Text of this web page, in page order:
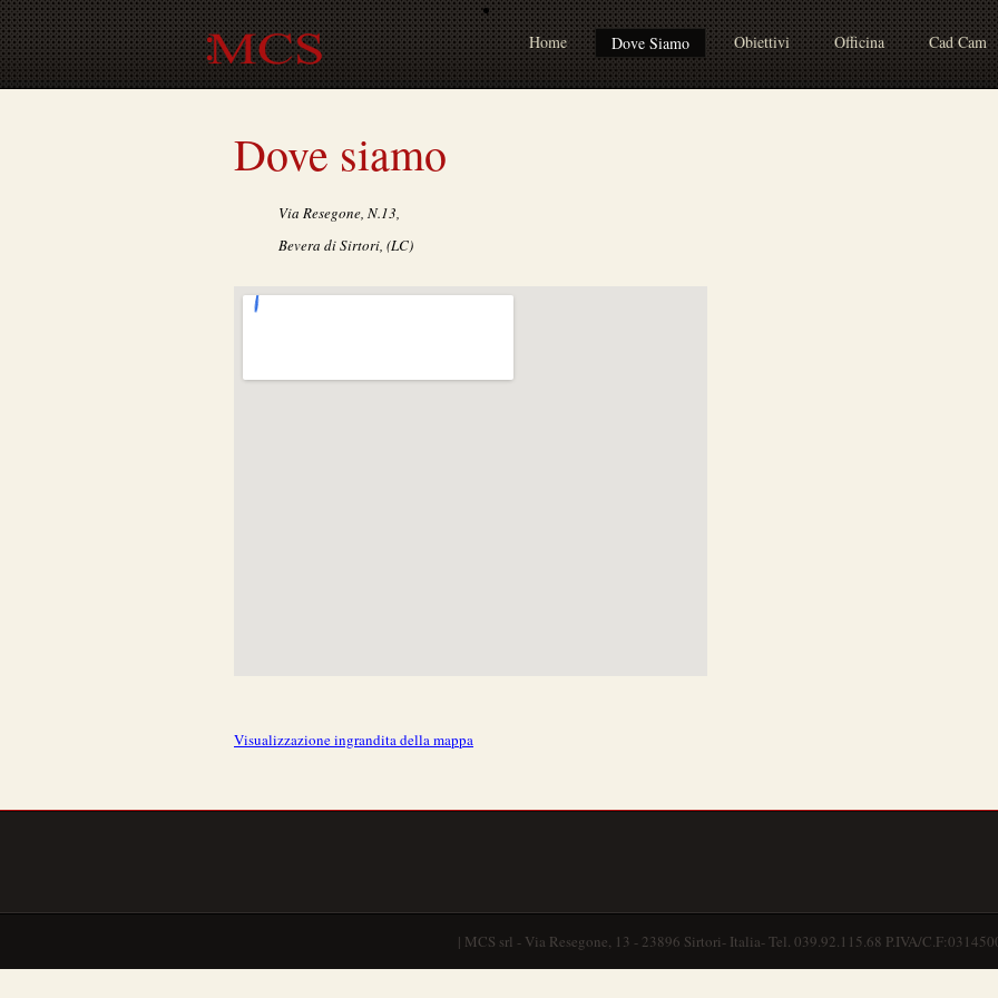
Home Dove Siamo Obiettivi Officina Cad Cam
Dove siamo
Via Resegone, N.13,
Bevera di Sirtori, (LC)
Visualizzazione ingrandita della mappa
| MCS srl - Via Resegone, 13 - 23896 Sirtori- Italia- Tel. 039.92.115.68 P.IVA/